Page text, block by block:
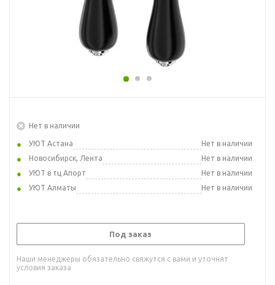
Нет в наличии
УЮТ Астана
Нет в наличии
Новосибирск, Лента
Нет в наличии
УЮТ в тц Апорт
Нет в наличии
УЮТ Алматы
Нет в наличии
Под заказ
Наши менеджеры обязательно свяжутся с вами и уточнят
условия заказа